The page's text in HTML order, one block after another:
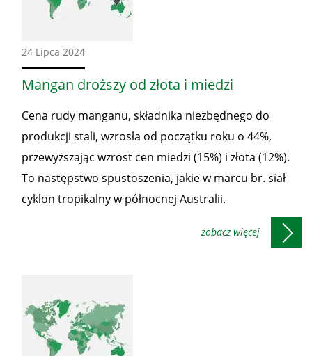
24 Lipca 2024Ze
świata
Mangan droższy od złota i miedzi
Cena rudy manganu, składnika niezbędnego do
produkcji stali, wzrosła od początku roku o 44%,
przewyższając wzrost cen miedzi (15%) i złota (12%).
To następstwo spustoszenia, jakie w marcu br. siał
cyklon tropikalny w północnej Australii.